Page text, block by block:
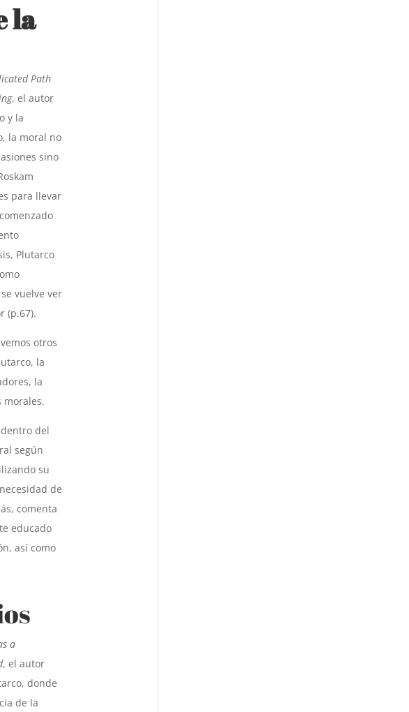
la
Path
, el autor
y la
la moral no
sino
para llevar
Plutarco
vuelve ver
(p.67).
otros
la
la
morales.
del
según
su
de
comenta
educado
así como
a
, el autor
donde
de la